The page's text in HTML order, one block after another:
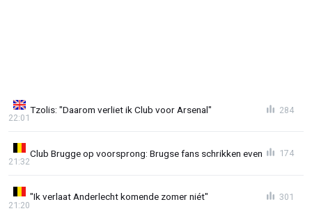
Tzolis: "Daarom verliet ik Club voor Arsenal"
22:01
284
Club Brugge op voorsprong: Brugse fans schrikken even
21:32
174
"Ik verlaat Anderlecht komende zomer niét"
21:20
301